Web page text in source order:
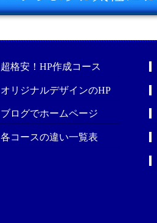
超格安！HP作成コース
オリジナルデザインのHP
ブログでホームページ
各コースの違い一覧表